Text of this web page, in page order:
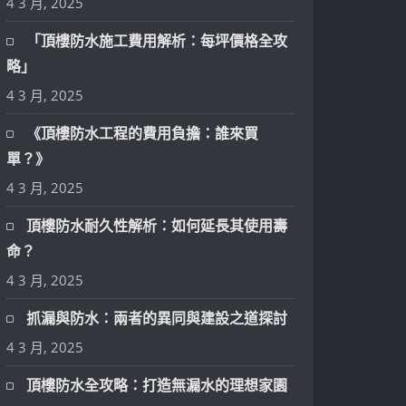
「頂樓防水施工費用解析：每坪價格全攻
略」
4 3 月, 2025
《頂樓防水工程的費用負擔：誰來買
單？》
4 3 月, 2025
頂樓防水耐久性解析：如何延長其使用壽
命？
4 3 月, 2025
抓漏與防水：兩者的異同與建設之道探討
4 3 月, 2025
頂樓防水全攻略：打造無漏水的理想家園